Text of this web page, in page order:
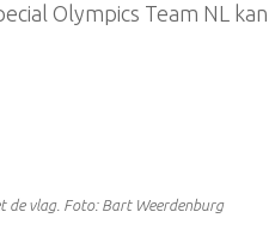
Olympics Team NL
de vlag. Foto: Bart Weerdenburg